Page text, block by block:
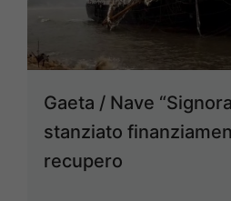
Gaeta / Nave
stanziato
recupero